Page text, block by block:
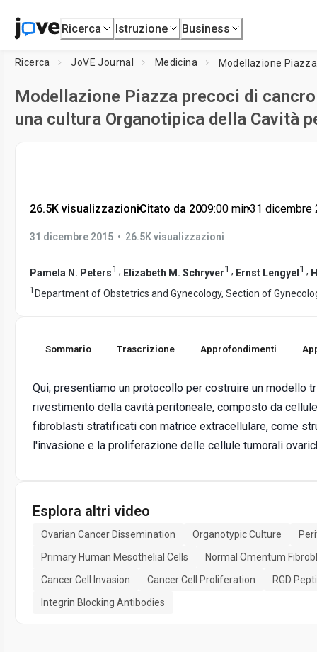
Ricerca Istruzione Business
Ricerca JoVE Journal Medicina
Modellazione Piazza precoci di
una cultura Organotipica della Cavità
26.5K visualizzazioni•Citato da 20•09:00 min•31 dicembre
31 dicembre 2015 • 26.5K visualizzazioni
Pamela N. Peters1 , Elizabeth M. Schryver1 , Ernst Lengyel 1 ,
1 Department of Obstetrics and Gynecology, Section of
Sommario Trascrizione Approfondimenti
Qui, presentiamo un protocollo per costruire un modello
rivestimento della cavità peritoneale, composto da
fibroblasti stratificati con matrice extracellulare, come
l'invasione e la proliferazione delle cellule tumorali
Esplora altri video
Ovarian Cancer Dissemination Organotypic Culture
Primary Human Mesothelial Cells
Normal Omentum
Cancer Cell Invasion
Cancer Cell Proliferation
RGD
Integrin Blocking Antibodies